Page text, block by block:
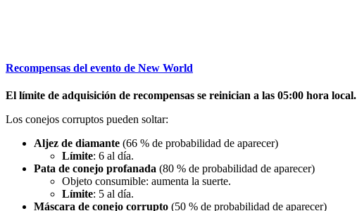
Recompensas del evento de New World
El límite de adquisición de recompensas se reinician a las 05:00 hora local.
Los conejos corruptos pueden soltar:
Aljez de diamante (66 % de probabilidad de aparecer)
Límite: 6 al día.
Pata de conejo profanada (80 % de probabilidad de aparecer)
Objeto consumible: aumenta la suerte.
Límite: 5 al día.
Máscara de conejo corrupto (50 % de probabilidad de aparecer)